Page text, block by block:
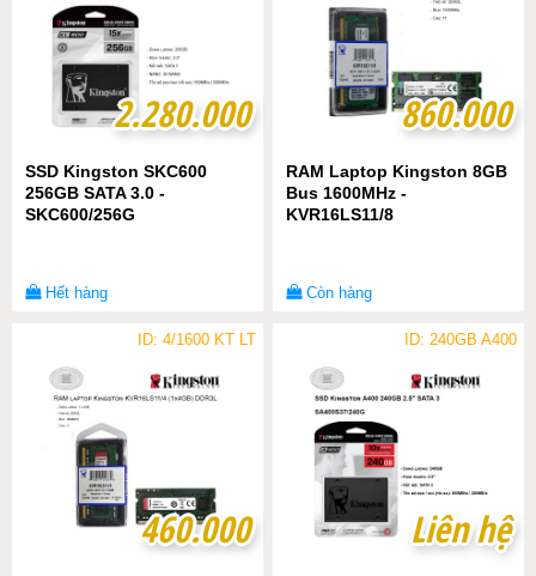
2.280.000
2.280.000
SSD Kingston SKC600
256GB SATA 3.0 -
SKC600/256G
Hết hàng
860.000
860.000
RAM Laptop Kingston 8GB
Bus 1600MHz -
KVR16LS11/8
Còn hàng
ID: 4/1600 KT LT
460.000
460.000
ID: 240GB A400
Liên hệ
Liên hệ